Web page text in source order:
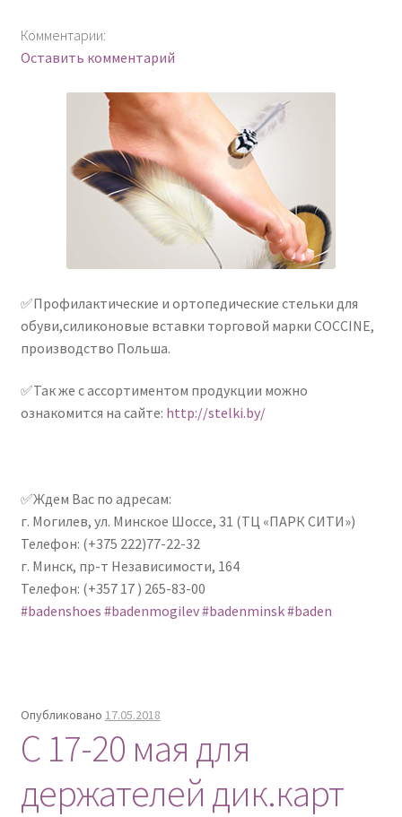
Комментарии:
Оставить комментарий
✅Профилактические и ортопедические стельки для
обуви,силиконовые вставки торговой марки COCCINE,
производство Польша.
✅Так же с ассортиментом продукции можно
ознакомится на сайте: http://stelki.by/
✅Ждем Вас по адресам:
г. Могилев, ул. Минское Шоссе, 31 (ТЦ «ПАРК СИТИ»)
Телефон: (+375 222)77-22-32
г. Минск, пр-т Независимости, 164
Телефон: (+357 17 ) 265-83-00
#badenshoes #badenmogilev#badenminsk#baden
Опубликовано 17.05.2018
С 17-20 мая для
держателей дик.карт